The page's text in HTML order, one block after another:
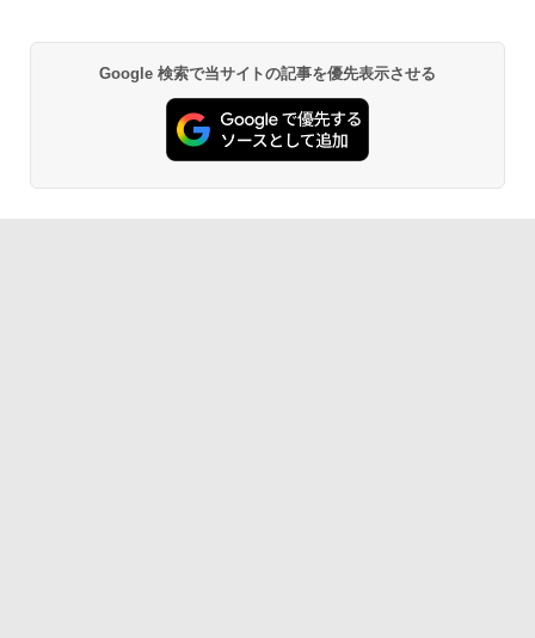
Google 検索で当サイトの記事を優先表示させる